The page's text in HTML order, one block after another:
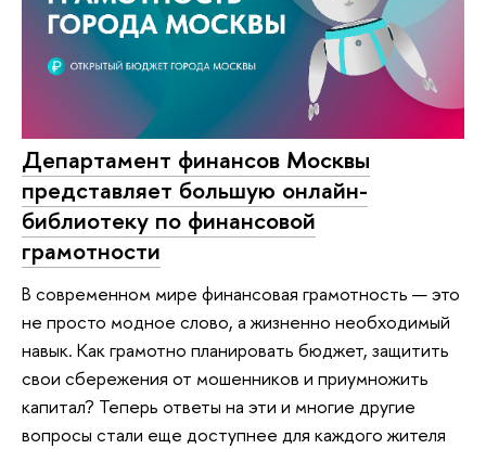
Департамент финансов Москвы
представляет большую онлайн-
библиотеку по финансовой
грамотности
В современном мире финансовая грамотность — это
не просто модное слово, а жизненно необходимый
навык. Как грамотно планировать бюджет, защитить
свои сбережения от мошенников и приумножить
капитал? Теперь ответы на эти и многие другие
вопросы стали еще доступнее для каждого жителя